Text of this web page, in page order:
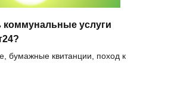
коммунальные услуги
бумажные квитанции, поход к